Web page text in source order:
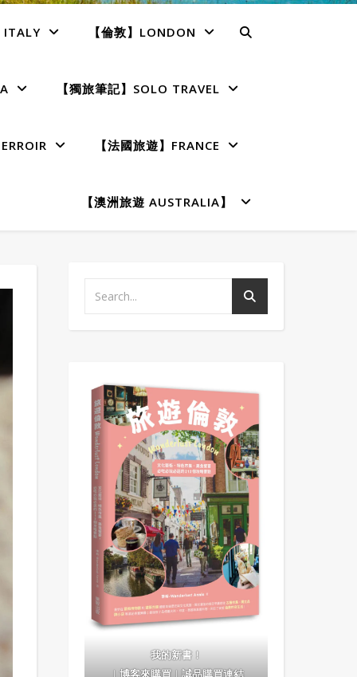
ITALY 【倫敦】LONDON
【獨旅筆記】SOLO TRAVEL
【法國旅遊】FRANCE
【澳洲旅遊 AUSTRALIA】
我的新書！
｜博客來購買｜誠品購買連結